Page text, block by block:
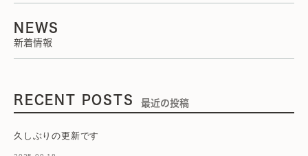
NEWS
新着情報
RECENT POSTS 最近の投稿
久しぶりの更新です